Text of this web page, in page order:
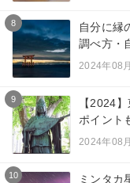
8
自分に縁
調べ方・
2024年08
9
【2024
ポイント
2024年08
10
ミンタカ